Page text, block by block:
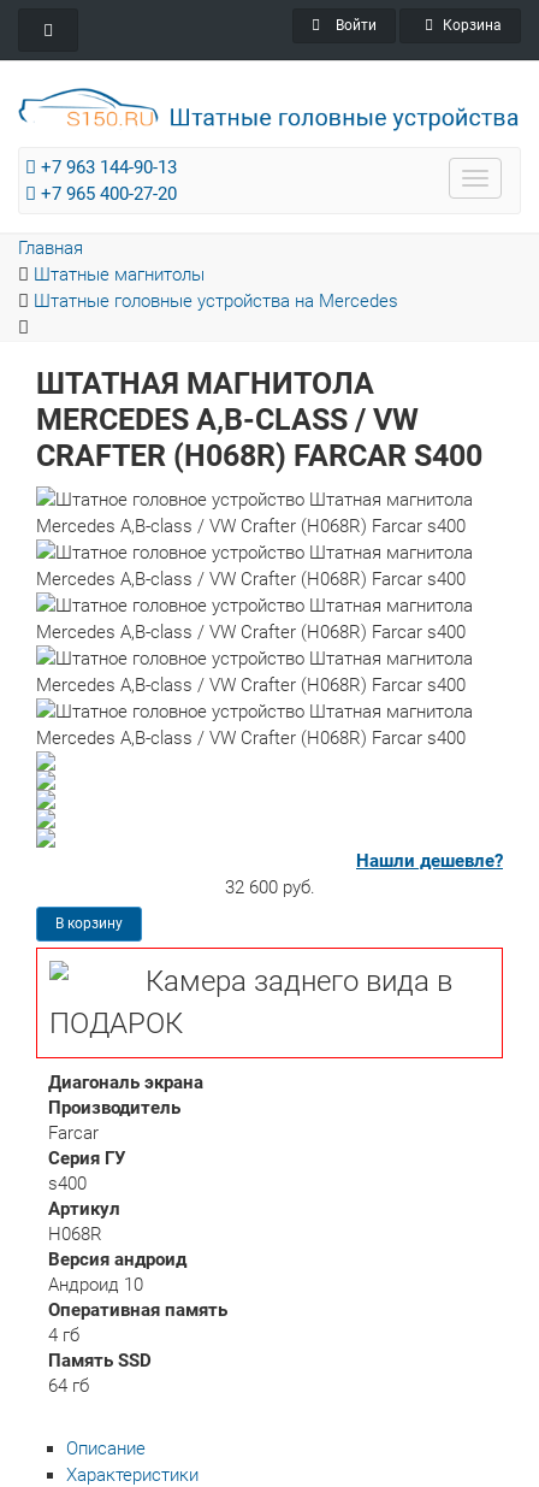
Войти Корзина
+7 963 144-90-13
+7 965 400-27-20
Toggle
Главная
Штатные магнитолы
Штатные головные устройства на Mercedes
ШТАТНАЯ МАГНИТОЛА
MERCEDES A,B-CLASS / VW
CRAFTER (H068R) FARCAR S400
Нашли дешевле?
32 600 руб.
В корзину
Камера заднего вида в
ПОДАРОК
Диагональ экрана
Производитель
Farcar
Серия ГУ
s400
Артикул
H068R
Версия андроид
Андроид 10
Оперативная память
4 гб
Память SSD
64 гб
Описание
Характеристики